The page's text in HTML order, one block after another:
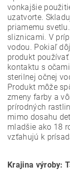
vonkajšie
uzatvorte.
priamemu
sliznicami. V
vodou. Pokiaľ
produkt
kontaktu s
sterilnej očnej
Produkt môže
zmeny farby a
prírodných
mimo dosahu
mladšie ako 18
vzťahujú k
Krajina výroby: